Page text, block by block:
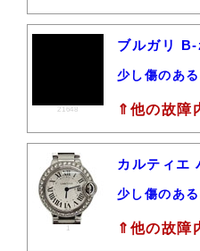
21648
ブルガリ
少し傷のあ
⇑他の故障
1
カルティエ
少し傷のあ
⇑他の故障